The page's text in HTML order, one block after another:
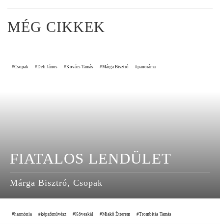
MÉG CIKKEK
Csopak Deli János Kovács Tamás Márga Bisztró panoráma
FIATALOS LENDÜLET
Márga Bisztró, Csopak
harmónia képzőművész Köveskál Miakő Étterem Trombitás Tamás